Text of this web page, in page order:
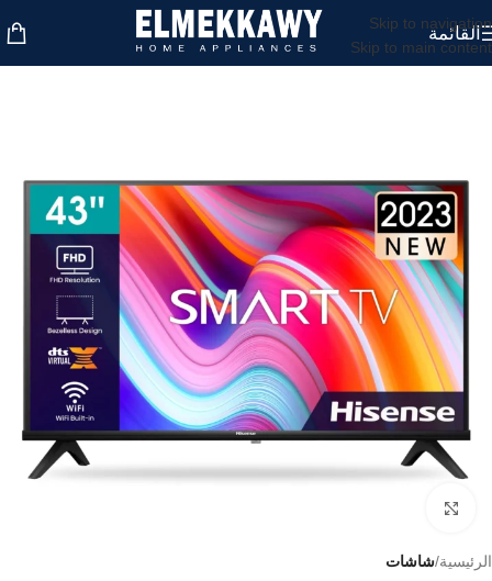
Skip to navigation
Skip to main content
القائمة
غير متوفر
الرئيسية شاشات